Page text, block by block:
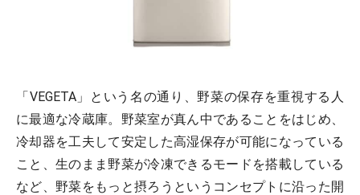
「VEGETA」という名の通り、野菜の保存を重視する人
に最適な冷蔵庫。野菜室が真ん中であることをはじめ、
冷却器を工夫して安定した高湿保存が可能になっている
こと、生のまま野菜が冷凍できるモードを搭載している
など、野菜をもっと摂ろうというコンセプトに沿った開